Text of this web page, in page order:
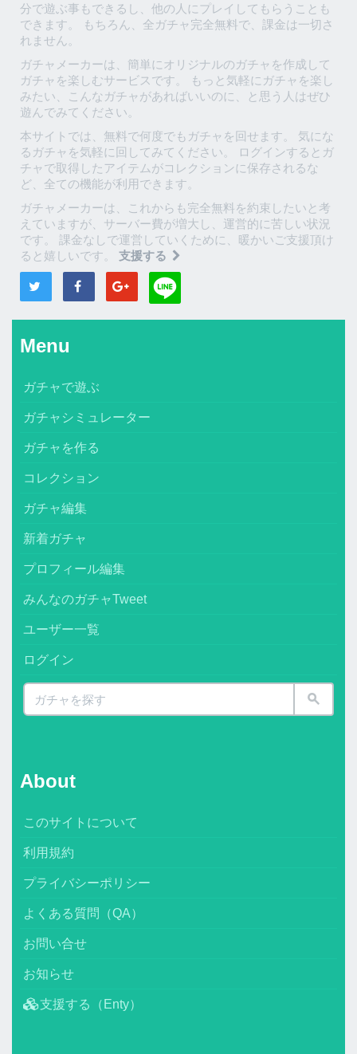
分で遊ぶ事もできるし、他の人にプレイしてもらうことも
できます。 もちろん、全ガチャ完全無料で、課金は一切さ
れません。
ガチャメーカーは、簡単にオリジナルのガチャを作成して
ガチャを楽しむサービスです。 もっと気軽にガチャを楽し
みたい、こんなガチャがあればいいのに、と思う人はぜひ
遊んでみてください。
本サイトでは、無料で何度でもガチャを回せます。 気にな
るガチャを気軽に回してみてください。 ログインするとガ
チャで取得したアイテムがコレクションに保存されるな
ど、全ての機能が利用できます。
ガチャメーカーは、これからも完全無料を約束したいと考
えていますが、サーバー費が増大し、運営的に苦しい状況
です。 課金なしで運営していくために、暖かいご支援頂け
ると嬉しいです。 支援する
Menu
ガチャで遊ぶ
ガチャシミュレーター
ガチャを作る
コレクション
ガチャ編集
新着ガチャ
プロフィール編集
みんなのガチャTweet
ユーザー一覧
ログイン
About
このサイトについて
利用規約
プライバシーポリシー
よくある質問（QA）
お問い合せ
お知らせ
支援する（Enty）